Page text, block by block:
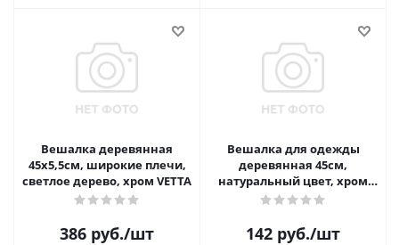
Вешалка деревянная
45x5,5см, широкие плечи,
светлое дерево, хром VETTA
386 руб./шт
Вешалка для одежды
деревянная 45см,
натуральный цвет, хром
ЭКО VETTA
142 руб./шт